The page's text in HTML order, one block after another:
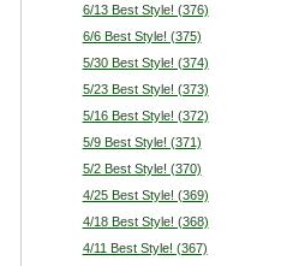
6/13 Best Style! (376)
6/6 Best Style! (375)
5/30 Best Style! (374)
5/23 Best Style! (373)
5/16 Best Style! (372)
5/9 Best Style! (371)
5/2 Best Style! (370)
4/25 Best Style! (369)
4/18 Best Style! (368)
4/11 Best Style! (367)